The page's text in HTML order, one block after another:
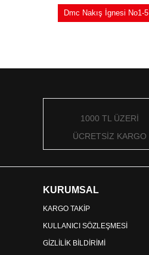
Dmc Nakış İgnesi No1-5
1000 TL ÜZERİ
ÜCRETSİZ KARGO
KURUMSAL
KARGO TAKİP
KULLANICI SÖZLEŞMESİ
GİZLİLİK BİLDİRİMİ